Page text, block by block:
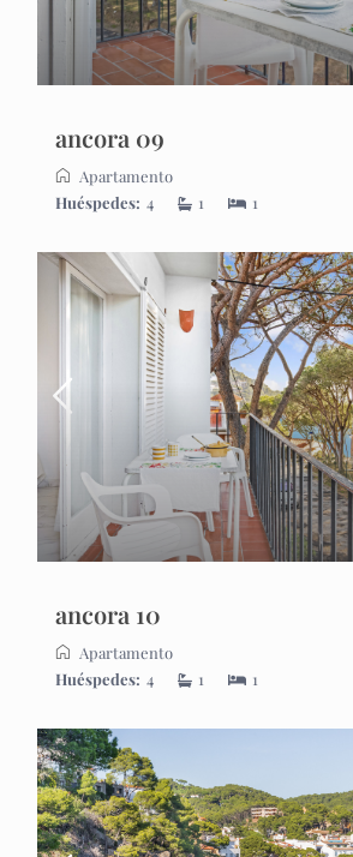
ancora 09
Apartamento
Huéspedes: 4 1 1
ancora 10
Apartamento
Huéspedes: 4 1 1